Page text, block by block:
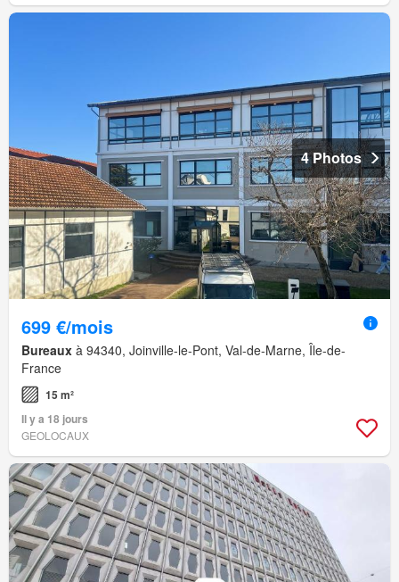
4 Photos
699 €/mois
Bureaux à 94340, Joinville-le-Pont, Val-de-Marne, Île-de-
France
15 m²
Il y a 18 jours
GEOLOCAUX